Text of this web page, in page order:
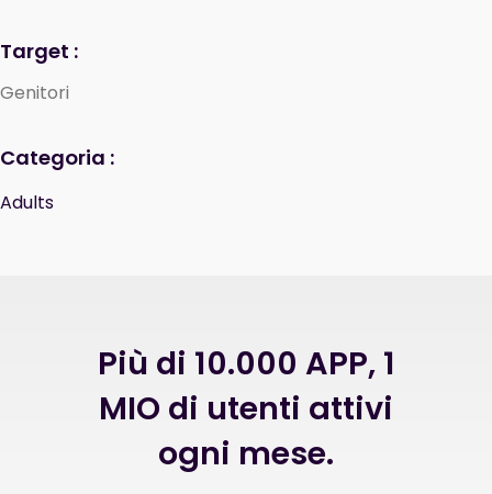
Target :
Genitori
Categoria :
Adults
Più di 10.000 APP, 1
MIO di utenti attivi
ogni mese.